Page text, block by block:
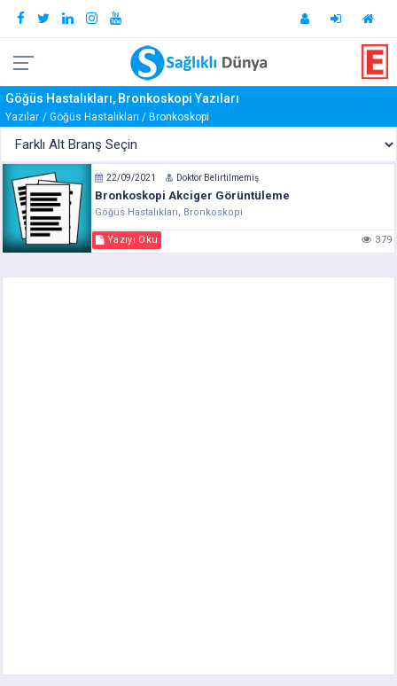
Göğüs Hastalıkları, Bronkoskopi Yazıları
Yazılar Göğüs Hastalıkları Bronkoskopi
22/09/2021 Doktor Belirtilmemiş
Bronkoskopi Akciger Görüntüleme
Göğüs Hastalıkları, Bronkoskopi
Yazıyı Oku 379